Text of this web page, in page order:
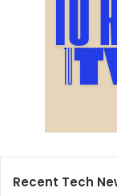
Recent Tech